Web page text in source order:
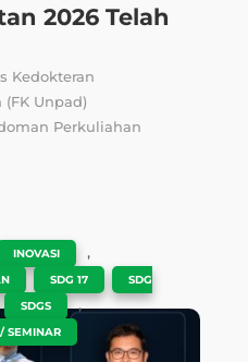
2026 Telah
Kedokteran
Unpad)
Perkuliahan
INOVASI ,
SDG 17
SDG
SDGS ,
SEMINAR